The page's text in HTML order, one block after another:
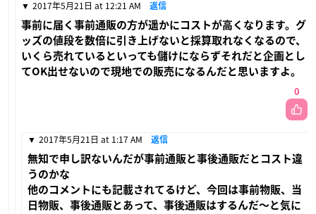
2017年5月21日 at 12:21 AM 返信
事前に届く事前通販の方が遥かにコストが高くなります。グ
ッズの値段を数倍に引き上げないと採算取れなくなるので、
いくら売れているといっても儲けにならずそれだと企画とし
てOK出せないので現地での販売になるんだと思いますよ。
0
2017年5月21日 at 1:17 AM 返信
無知で申し訳ないんだが事前通販と事後通販だとコスト違
うのかな
他のコメントにも記載されてるけど、今回は事前物販、当
日物販、事後通販とあって、事後通販はするんだ〜と気に